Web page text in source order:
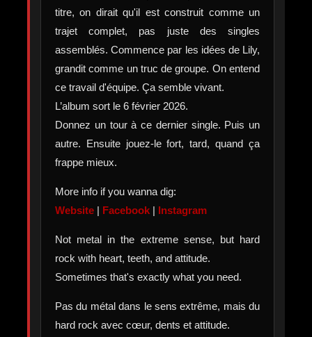
titre, on dirait qu'il est construit comme un
trajet complet, pas juste des singles
assemblés. Commence par les idées de Lily,
grandit comme un truc de groupe. On entend
ce travail d'équipe. Ça semble vivant.
L’album sort le 6 février 2026.
Donnez un tour à ce dernier single. Puis un
autre. Ensuite jouez-le fort, tard, quand ça
frappe mieux.
More info if you wanna dig:
Website | Facebook | Instagram
Not metal in the extreme sense, but hard
rock with heart, teeth, and attitude.
Sometimes that's exactly what you need.
Pas du métal dans le sens extrême, mais du
hard rock avec cœur, dents et attitude.